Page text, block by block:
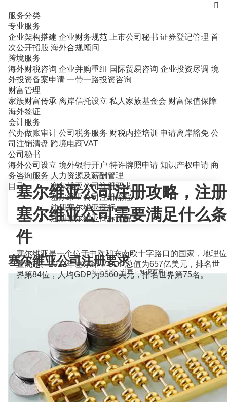

服务分类
专业服务
企业架构搭建 企业财务规范 上市公司秘书 证券登记管理 首
次公开招股 海外合规顾问
跨境服务
海外财税咨询 企业并购重组 国际贸易咨询 企业投资尽调 境
外投资备案申请 一带一路投资咨询
财富管理
家族财富传承 离岸信托设立 私人家族基金会 财富保值保障
海外签证
会计服务
代办做账审计 公司税务服务 财税内控培训 申请离岸豁免 公
司注销清盘 跨境电商VAT
公司秘书
海外公司设立 境外银行开户 特许牌照申请 知识产权申请 商
务咨询服务 人力资源及薪酬管理
当前位置：首页>知识百科>
塞尔维亚公司注册攻略，注册
塞尔维亚公司需要满足什么条
件
塞尔维亚是一个位于中欧和东南欧十字路口的国家，地理位
置优越。2022年塞尔维亚GDP总值为657亿美元，排名世
界第84位，人均GDP为9560美元，排名世界第75名。
目录
塞尔维亚公司注册要求
塞尔维亚公司注册流程
注册塞尔维亚商标
注册塞尔维亚商标流程
塞尔维亚公司注册要求